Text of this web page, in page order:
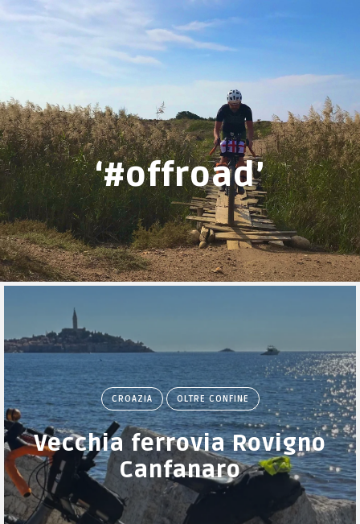
‘#offroad’
CROAZIA OLTRE CONFINE
Vecchia ferrovia Rovigno
Canfanaro